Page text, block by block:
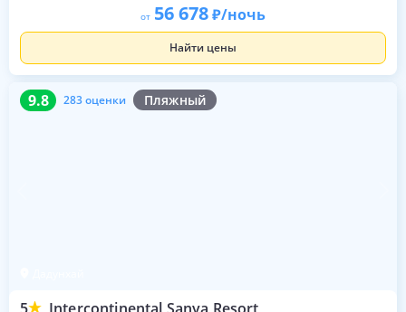
от 56 678 /ночь
Найти цены
9.8 283 оценки Пляжный
9.8 283 оценки